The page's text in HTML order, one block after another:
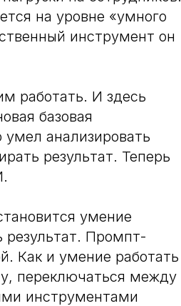
на уровне «умного
инструмент он
работать. И здесь
базовая
умел анализировать
результат. Теперь
умение
результат. Промпт-
Как и умение работать
переключаться между
инструментами